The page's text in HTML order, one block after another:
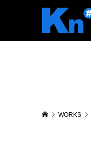
WORKS